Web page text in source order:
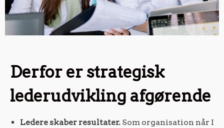
Derfor er strategisk
lederudvikling afgørende
Ledere skaber resultater. Som organisation når I